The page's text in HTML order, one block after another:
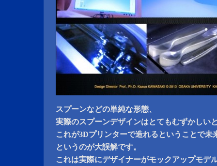
スプーンなどの単純な形態、
実際のスプーンデザインはとてもむずかしい
これが3Dプリンターで造れるということで未
というのが大誤解です。
これは実際にデザイナーがモックアップモデ